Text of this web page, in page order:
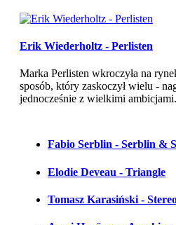
Erik Wiederholtz - Perlisten
Marka Perlisten wkroczyła na
sposób, który zaskoczył wielu -
jednocześnie z wielkimi
Fabio Serblin - Serblin &
Elodie Deveau - Triangle
Tomasz Karasiński -